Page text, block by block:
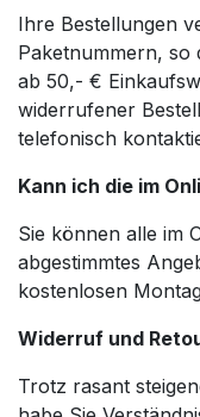
Ihre Bestellungen
Paketnummern, so
ab 50,- €
widerrufener
telefonisch
Kann ich die im
Sie können alle im
abgestimmtes
kostenlosen
Widerruf und
Trotz rasant